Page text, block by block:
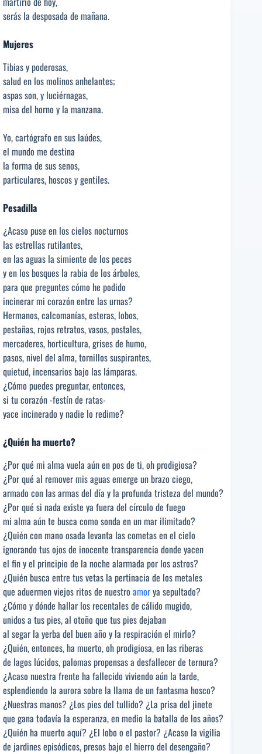
serás la desposada de mañana.
Mujeres
Tibias y poderosas,
salud en los molinos anhelantes;
aspas son, y luciérnagas,
misa del horno y la manzana.
Yo, cartógrafo en sus laúdes,
el mundo me destina
la forma de sus senos,
particulares, hoscos y gentiles.
Pesadilla
¿Acaso puse en los cielos nocturnos
las estrellas rutilantes,
en las aguas la simiente de los peces
y en los bosques la rabia de los árboles,
para que preguntes cómo he podido
incinerar mi corazón entre las urnas?
Hermanos, calcomanías, esteras, lobos,
pestañas, rojos retratos, vasos, postales,
mercaderes, horticultura, grises de humo,
pasos, nivel del alma, tornillos suspirantes,
quietud, incensarios bajo las lámparas.
¿Cómo puedes preguntar, entonces,
si tu corazón -festín de ratas-
yace incinerado y nadie lo redime?
¿Quién ha muerto?
¿Por qué mi alma vuela aún en pos de ti, oh prodigiosa?
¿Por qué al remover mis aguas emerge un brazo ciego,
armado con las armas del día y la profunda tristeza del mundo?
¿Por qué si nada existe ya fuera del círculo de fuego
mi alma aún te busca como sonda en un mar ilimitado?
¿Quién con mano osada levanta las cometas en el cielo
ignorando tus ojos de inocente transparencia donde yacen
el fin y el principio de la noche alarmada por los astros?
¿Quién busca entre tus vetas la pertinacia de los metales
que aduermen viejos ritos de nuestro amorya sepultado?
¿Cómo y dónde hallar los recentales de cálido mugido,
unidos a tus pies, al otoño que tus pies dejaban
al segar la yerba del buen año y la respiración el mirlo?
¿Quién, entonces, ha muerto, oh prodigiosa, en las riberas
de lagos lúcidos, palomas propensas a desfallecer de ternura?
¿Acaso nuestra frente ha fallecido viviendo aún la tarde,
esplendiendo la aurora sobre la llama de un fantasma hosco?
¿Nuestras manos? ¿Los pies del tullido? ¿La prisa del jinete
que gana todavía la esperanza, en medio la batalla de los años?
¿Quién ha muerto aquí? ¿El lobo o el pastor? ¿Acaso la vigilia
de jardines episódicos, presos bajo el hierro del desengaño?